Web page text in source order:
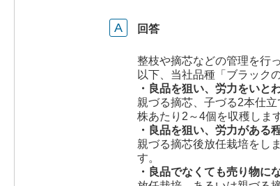
回答
整枝や摘芯などの管理を行
以下、当社品種「ブラック
・良品を狙い、労力をいと
親づる摘芯、子づる2本仕
株あたり2～4個を収穫します
・良品を狙い、労力がある
親づる摘芯後放任栽培をし
す。
・良品でなくても売り物に